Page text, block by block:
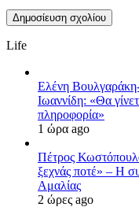
Life
Ελένη
Ιωαννίδη: «Θα
πληροφορία»
1 ώρα ago
Πέτρος
ξεχνάς ποτέ» – Η
Αμαλίας
2 ώρες ago